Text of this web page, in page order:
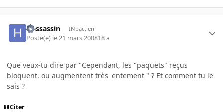
Hassassin INpactien
Posté(e) le 21 mars 200818 a
Que veux-tu dire par "Cependant, les "paquets" reçus
bloquent, ou augmentent très lentement " ? Et comment tu le
sais ?
Citer